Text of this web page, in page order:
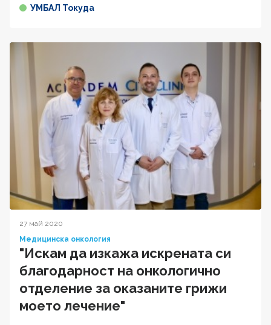
УМБАЛ Токуда
27 май 2020
Медицинска онкология
"Искам да изкажа искрената си
благодарност на онкологично
отделение за оказаните грижи
моето лечение"